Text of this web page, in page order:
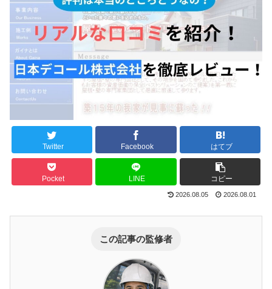
Twitter Facebook はてブ
Pocket LINE コピー
2026.08.05 2026.08.01
この記事の監修者